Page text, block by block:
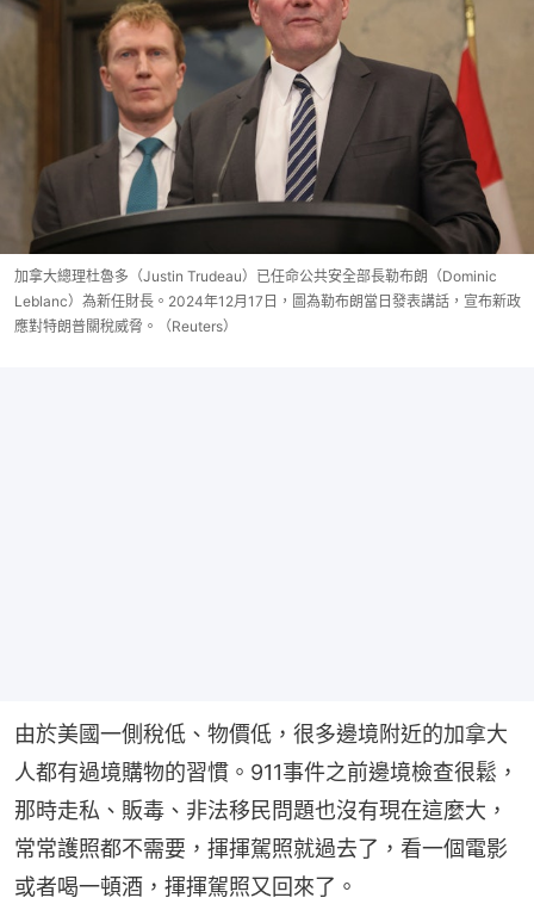
加拿大總理杜魯多（Justin Trudeau）已任命公共安全部長勒布朗（Dominic
Leblanc）為新任財長。2024年12月17日，圖為勒布朗當日發表講話，宣布新政
應對特朗普關稅威脅。（Reuters）
由於美國一側稅低、物價低，很多邊境附近的加拿大
人都有過境購物的習慣。911事件之前邊境檢查很鬆，
那時走私、販毒、非法移民問題也沒有現在這麼大，
常常護照都不需要，揮揮駕照就過去了，看一個電影
或者喝一頓酒，揮揮駕照又回來了。